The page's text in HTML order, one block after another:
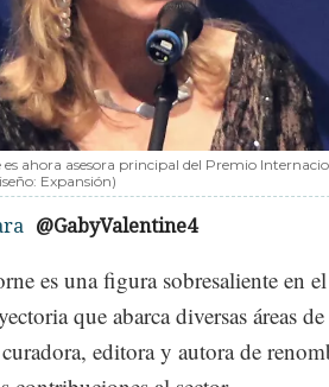
ahora asesora principal del Premio
Expansión)
@GabyValentine4
es una figura sobresaliente en
que abarca diversas áreas
editora y autora de